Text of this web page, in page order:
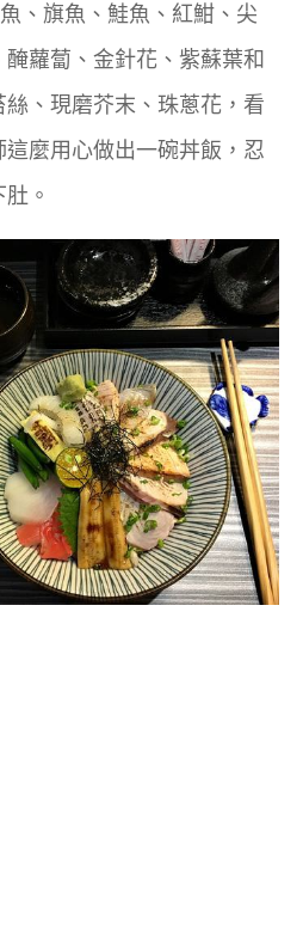
、旗魚、鮭魚、紅魽、尖
蘿蔔、金針花、紫蘇葉和
、現磨芥末、珠蔥花，看
麼用心做出一碗丼飯，忍
。